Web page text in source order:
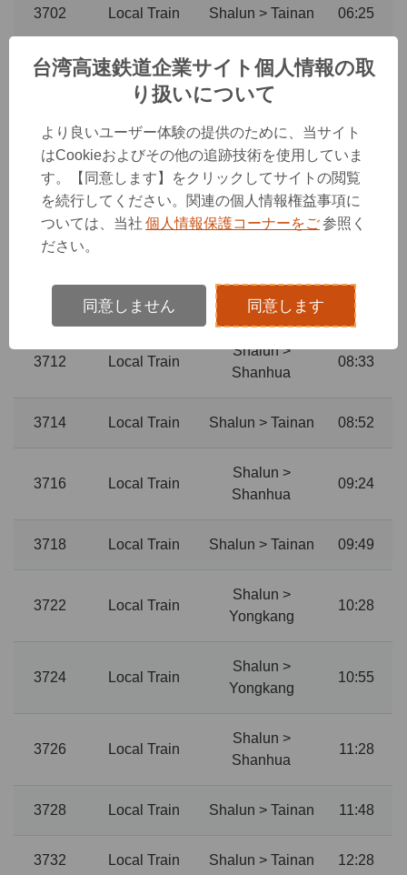
3702 Local Train Shalun > Tainan 06:25
3802 Fast Local Train
Shalun >
Shanhua
06:45
3704 Local Train
Shalun >
Shanhua
07:15
3706 Local Train
Shalun >
Shanhua
07:33
3708 Local Train
Shanhua
08:13
3712 Local Train
Shalun >
Shanhua
08:33
3714 Local Train Shalun > Tainan 08:52
3716 Local Train
Shalun >
Shanhua
09:24
3718 Local Train Shalun > Tainan 09:49
3722 Local Train
Shalun >
Yongkang
10:28
3724 Local Train
Shalun >
Yongkang
10:55
3726 Local Train
Shalun >
Shanhua
11:28
3728 Local Train Shalun > Tainan 11:48
3732 Local Train Shalun > Tainan 12:28
台湾高速鉄道企業サイト個人情報の取
り扱いについて
より良いユーザー体験の提供のために、当サイト
はCookieおよびその他の追跡技術を使用していま
す。【同意します】をクリックしてサイトの閲覧
を続行してください。関連の個人情報権益事項に
ついては、当社 個人情報保護コーナーをご参照く
ださい。
同意しません 同意します